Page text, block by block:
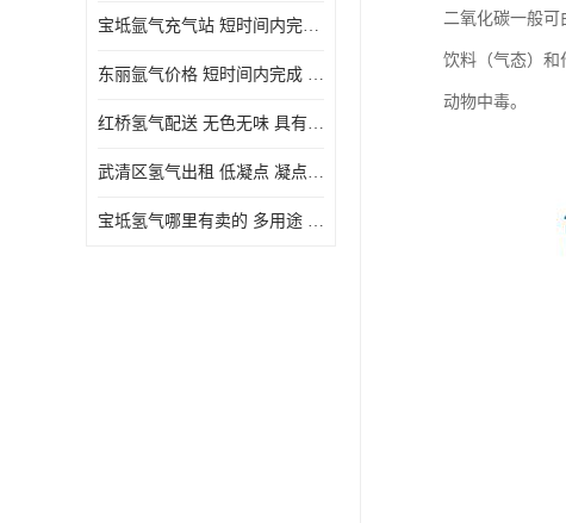
宝坻氩气充气站 短时间内完成 人员经过培训
东丽氩气价格 短时间内完成 物流管理优良
红桥氢气配送 无色无味 具有较低的密度
武清区氢气出租 低凝点 凝点为-259
宝坻氢气哪里有卖的 多用途 可以在空气中上升
二氧化碳一般可
饮料（气态）和
动物中毒。